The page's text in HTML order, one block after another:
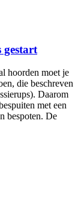
gestart
hoorden moet je
die beschreven
Daarom
met een
bespoten. De